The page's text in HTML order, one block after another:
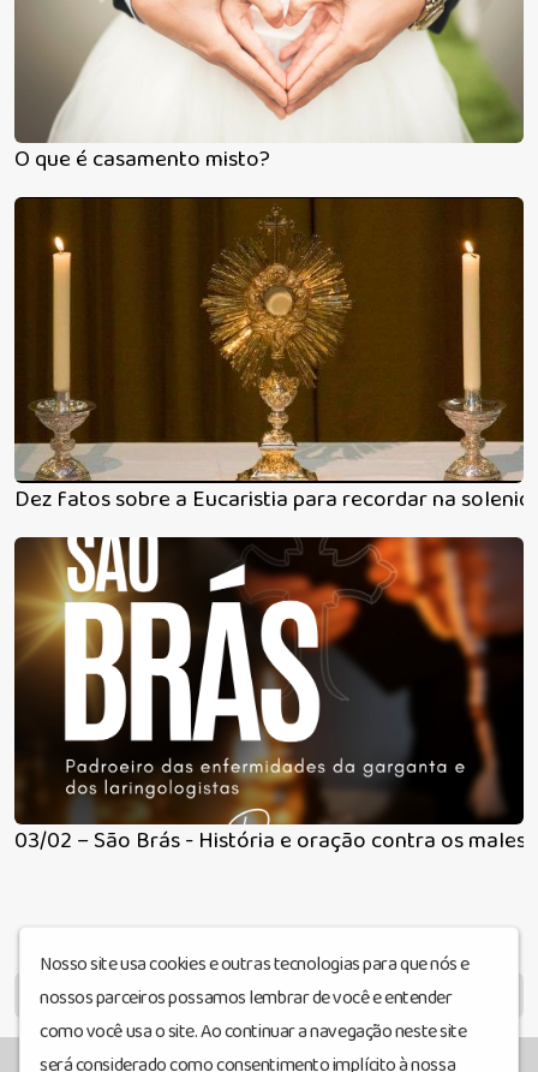
O que é casamento misto?
Dez fatos sobre a Eucaristia para recordar na
03/02 – São Brás - História e oração contra os males
MENU
Nosso site usa cookies e outras tecnologias para que nós e
nossos parceiros possamos lembrar de você e entender
como você usa o site. Ao continuar a navegação neste site
será considerado como consentimento implícito à nossa